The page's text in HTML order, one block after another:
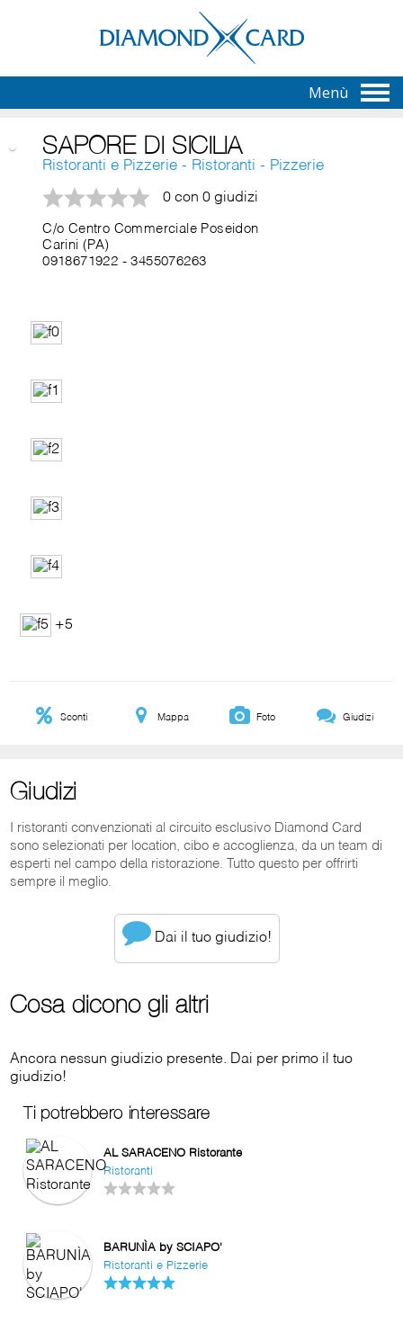
Menù
SAPORE DI SICILIA
Ristoranti e Pizzerie - Ristoranti - Pizzerie
0 con 0 giudizi
C/o Centro Commerciale Poseidon
Carini (PA)
0918671922 -3455076263
+5
Sconti Mappa Foto Giudizi
Giudizi
I ristoranti convenzionati al circuito esclusivo Diamond Card
sono selezionati per location, cibo e accoglienza, da un team di
esperti nel campo della ristorazione. Tutto questo per offrirti
sempre il meglio.
Dai il tuo giudizio!
Cosa dicono gli altri
Ancora nessun giudizio presente. Dai per primo il tuo
giudizio!
Ti potrebbero interessare
AL SARACENO Ristorante
Ristoranti
BARUNÌA by SCIAPO'
Ristoranti e Pizzerie